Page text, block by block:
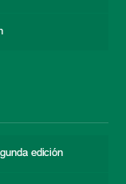
edición